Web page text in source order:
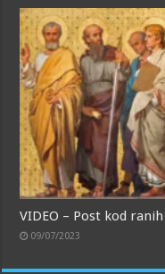
VIDEO – Post kod
09/07/2023